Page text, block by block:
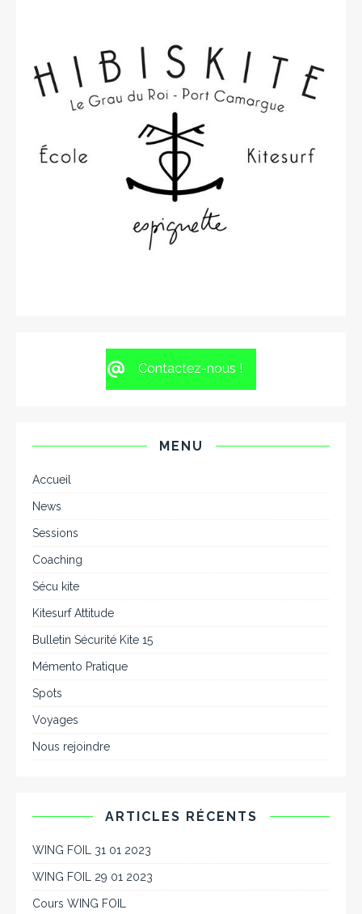
Contactez-nous !
MENU
Accueil
News
Sessions
Coaching
Sécu kite
Kitesurf Attitude
Bulletin Sécurité Kite 15
Mémento Pratique
Spots
Voyages
Nous rejoindre
ARTICLES RÉCENTS
WING FOIL 31 01 2023
WING FOIL 29 01 2023
Cours WING FOIL